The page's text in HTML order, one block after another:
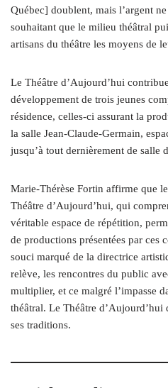
Québec] doublent, mais l’argent
souhaitant que le milieu théâtral
artisans du théâtre les moyens de
Le Théâtre d’Aujourd’hui
développement de trois jeunes
résidence, celles-ci assurant la
la salle Jean-Claude-Germain,
jusqu’à tout dernièrement de salle
Marie-Thérèse Fortin affirme que
Théâtre d’Aujourd’hui, qui
véritable espace de répétition,
de productions présentées par ces
souci marqué de la directrice
relève, les rencontres du public
multiplier, et ce malgré l’impasse
théâtral. Le Théâtre d’Aujourd’hui
ses traditions.